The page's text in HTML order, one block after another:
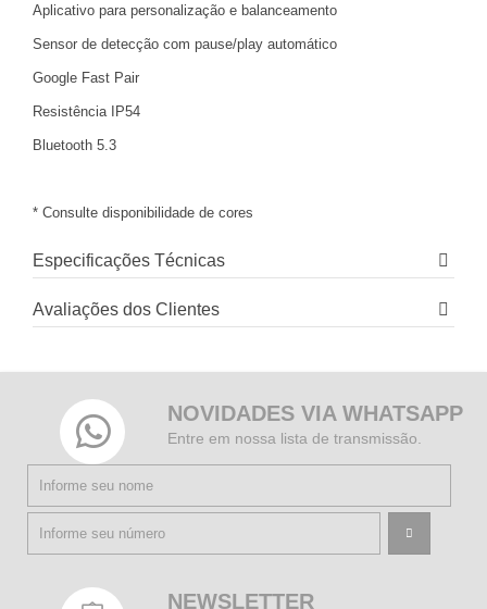
Aplicativo para personalização e balanceamento
Sensor de detecção com pause/play automático
Google Fast Pair
Resistência IP54
Bluetooth 5.3
* Consulte disponibilidade de cores
Especificações Técnicas
Avaliações dos Clientes
NOVIDADES VIA WHATSAPP
Entre em nossa lista de transmissão.
NEWSLETTER